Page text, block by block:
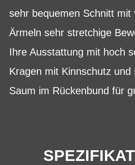
sehr bequemen Schnitt mit
Ärmeln sehr stretchige
Ihre Ausstattung mit hoch
Kragen mit Kinnschutz und
Saum im Rückenbund für